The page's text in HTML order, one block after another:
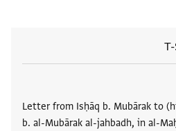
Letter from Isḥāq b. Mubārak to
b. al-Mubārak al-jahbadh, in al-